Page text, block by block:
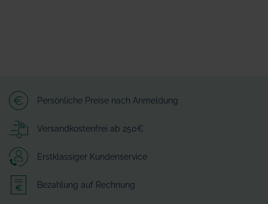
Persönliche Preise nach Anmeldung
Versandkostenfrei ab 250€
Erstklassiger Kundenservice
Bezahlung auf Rechnung